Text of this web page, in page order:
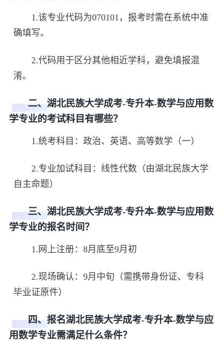
1.该专业代码为070101，报考时需在系统中准
确填写。
2.代码用于区分其他相近学科，避免填报混
淆。
二、湖北民族大学成考-专升本-数学与应用数
学专业的考试科目有哪些？
1.统考科目：政治、英语、高等数学（一）
2.专业加试科目：线性代数（由湖北民族大学
自主命题）
三、湖北民族大学成考-专升本-数学与应用数
学专业的报名时间？
1.网上注册：8月底至9月初
2.现场确认：9月中旬（需携带身份证、专科
毕业证原件）
四、报名湖北民族大学成考-专升本-数学与应
用数学专业需满足什么条件？